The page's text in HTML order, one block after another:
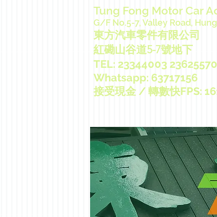
Tung Fong Motor Car
G/F No.5-7, Valley Road,
東方汽車零件有限公司
紅磡山谷道5-7號地下
TEL: 23344003
Whatsapp: 63717156
接受現金 / 轉數快FPS: